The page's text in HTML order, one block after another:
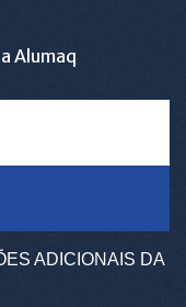
Alumaq
ADICIONAIS DA